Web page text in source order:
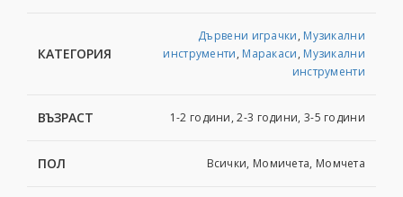
КАТЕГОРИЯ
Дървени играчки, Музикални
инструменти, Маракаси, Музикални
инструменти
ВЪЗРАСТ 1-2 години, 2-3 години, 3-5 години
ПОЛ Всички, Момичета, Момчета